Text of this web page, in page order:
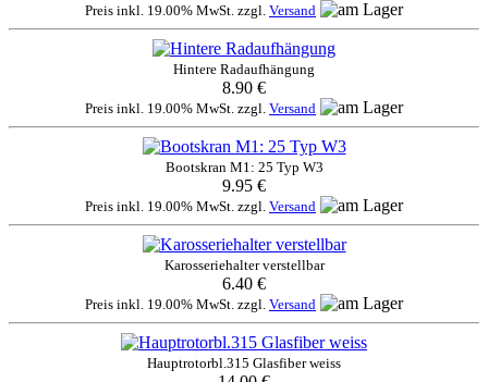
Preis inkl. 19.00% MwSt. zzgl. Versand
Hintere Radaufhängung
8.90 €
Preis inkl. 19.00% MwSt. zzgl. Versand
Bootskran M1: 25 Typ W3
9.95 €
Preis inkl. 19.00% MwSt. zzgl. Versand
Karosseriehalter verstellbar
6.40 €
Preis inkl. 19.00% MwSt. zzgl. Versand
Hauptrotorbl.315 Glasfiber weiss